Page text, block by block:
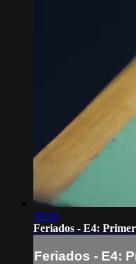
30:04
Feriados - E4:
Feriados - E4: